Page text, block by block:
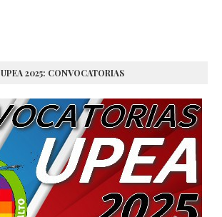
UPEA 2025: CONVOCATORIAS